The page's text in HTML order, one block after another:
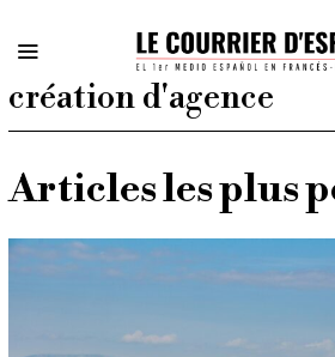
création d'agence
Articles les plus